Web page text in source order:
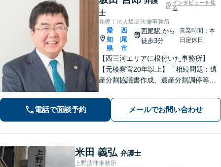
士
インタビューを見
る
弁護士法人坂田法律事務所
愛
知
県
西
尾
市
西尾駅から
徒歩3分
営業時間：本
日定休日
【西三河エリアに根付いた事務所】
【元検察官20年以上】「相続問題：遺
産分割協議書作成、遺産分割調停等を
税理士・社労士がいます】不当解雇・
未払い残業代・就業規則の整備など対
応【当日/夜間/土日対応可】
電話で面談予約 メールでお問い合わせ
米田 義弘 弁護士
上野法律事務所